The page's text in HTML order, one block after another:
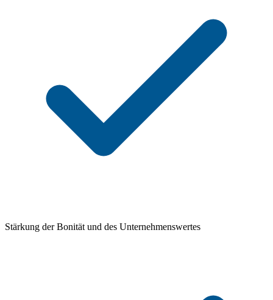
Stärkung der Bonität und des Unternehmenswertes